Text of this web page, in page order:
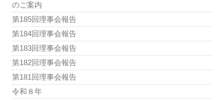
ョ
ン
のご案内
第185回理事会報告
第184回理事会報告
第183回理事会報告
第182回理事会報告
第181回理事会報告
令和８年